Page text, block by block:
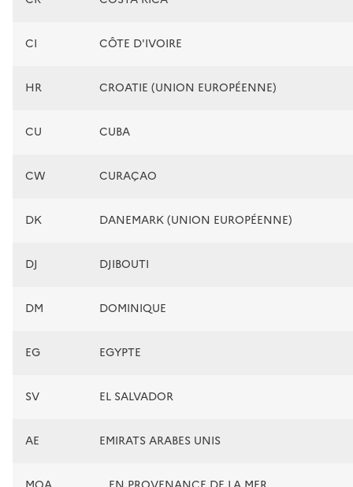
CI CÔTE D'IVOIRE
HR CROATIE (UNION EUROPÉENNE)
CU CUBA
CW CURAÇAO
DK DANEMARK (UNION EUROPÉENNE)
DJ DJIBOUTI
DM DOMINIQUE
EG EGYPTE
SV EL SALVADOR
AE EMIRATS ARABES UNIS